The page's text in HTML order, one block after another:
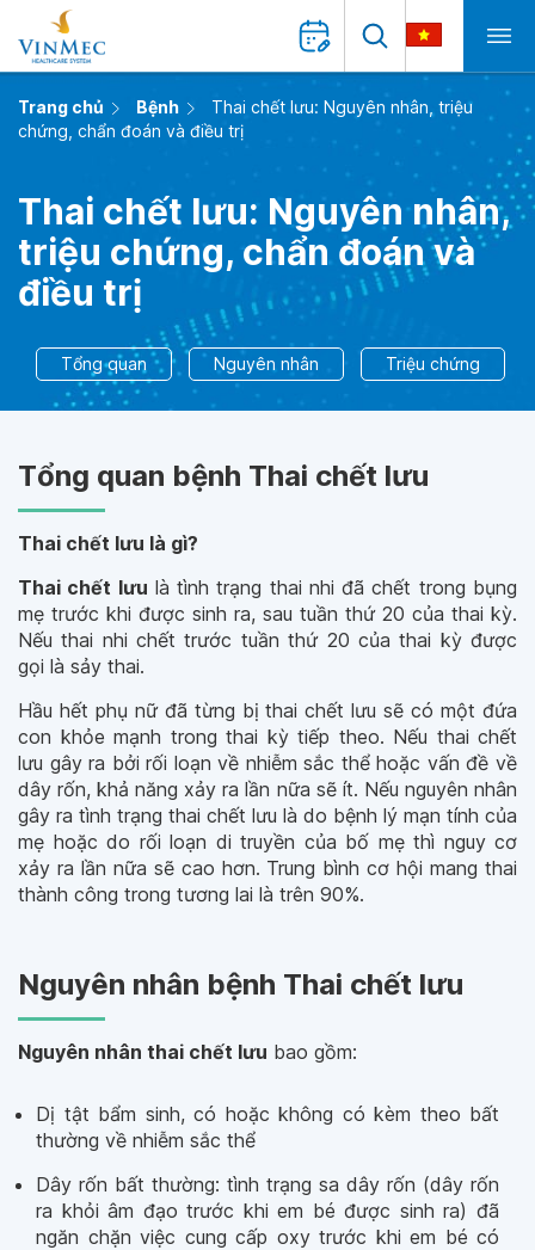
Trang chủ Bệnh
Thai chết lưu: Nguyên nhân, triệu
chứng, chẩn đoán và điều trị
Thai chết lưu: Nguyên nhân,
triệu chứng, chẩn đoán và
điều trị
Tổng quan Nguyên nhân Triệu chứng
Tổng quan bệnh Thai chết lưu
Thai chết lưu là gì?
Thai chết lưu là tình trạng thai nhi đã chết trong bụng
mẹ trước khi được sinh ra, sau tuần thứ 20 của thai kỳ.
Nếu thai nhi chết trước tuần thứ 20 của thai kỳ được
gọi là sảy thai.
Hầu hết phụ nữ đã từng bị thai chết lưu sẽ có một đứa
con khỏe mạnh trong thai kỳ tiếp theo. Nếu thai chết
lưu gây ra bởi rối loạn về nhiễm sắc thể hoặc vấn đề về
dây rốn, khả năng xảy ra lần nữa sẽ ít. Nếu nguyên nhân
gây ra tình trạng thai chết lưu là do bệnh lý mạn tính của
mẹ hoặc do rối loạn di truyền của bố mẹ thì nguy cơ
xảy ra lần nữa sẽ cao hơn. Trung bình cơ hội mang thai
thành công trong tương lai là trên 90%.
Nguyên nhân bệnh Thai chết lưu
Nguyên nhân thai chết lưu bao gồm:
Dị tật bẩm sinh, có hoặc không có kèm theo bất
thường về nhiễm sắc thể
Dây rốn bất thường: tình trạng sa dây rốn (dây rốn
ra khỏi âm đạo trước khi em bé được sinh ra) đã
ngăn chặn việc cung cấp oxy trước khi em bé có